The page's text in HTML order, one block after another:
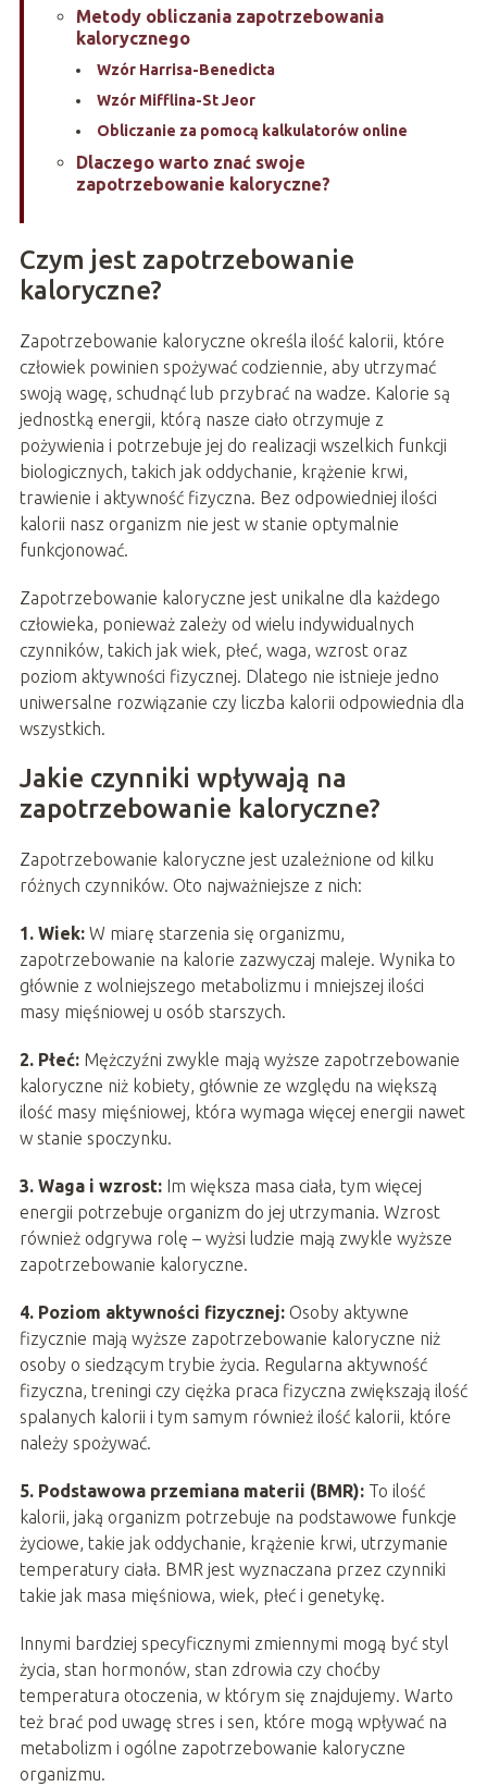
Metody obliczania zapotrzebowania
kalorycznego
Wzór Harrisa-Benedicta
Wzór Mifflina-St Jeor
Obliczanie za pomocą kalkulatorów online
Dlaczego warto znać swoje
zapotrzebowanie kaloryczne?
Czym jest zapotrzebowanie
kaloryczne?
Zapotrzebowanie kaloryczne określa ilość kalorii, które
człowiek powinien spożywać codziennie, aby utrzymać
swoją wagę, schudnąć lub przybrać na wadze. Kalorie są
jednostką energii, którą nasze ciało otrzymuje z
pożywienia i potrzebuje jej do realizacji wszelkich funkcji
biologicznych, takich jak oddychanie, krążenie krwi,
trawienie i aktywność fizyczna. Bez odpowiedniej ilości
kalorii nasz organizm nie jest w stanie optymalnie
funkcjonować.
Zapotrzebowanie kaloryczne jest unikalne dla każdego
człowieka, ponieważ zależy od wielu indywidualnych
czynników, takich jak wiek, płeć, waga, wzrost oraz
poziom aktywności fizycznej. Dlatego nie istnieje jedno
uniwersalne rozwiązanie czy liczba kalorii odpowiednia dla
wszystkich.
Jakie czynniki wpływają na
zapotrzebowanie kaloryczne?
Zapotrzebowanie kaloryczne jest uzależnione od kilku
różnych czynników. Oto najważniejsze z nich:
1. Wiek:W miarę starzenia się organizmu,
zapotrzebowanie na kalorie zazwyczaj maleje. Wynika to
głównie z wolniejszego metabolizmu i mniejszej ilości
masy mięśniowej u osób starszych.
2. Płeć:Mężczyźni zwykle mają wyższe zapotrzebowanie
kaloryczne niż kobiety, głównie ze względu na większą
ilość masy mięśniowej, która wymaga więcej energii nawet
w stanie spoczynku.
3. Waga i wzrost:Im większa masa ciała, tym więcej
energii potrzebuje organizm do jej utrzymania. Wzrost
również odgrywa rolę – wyżsi ludzie mają zwykle wyższe
zapotrzebowanie kaloryczne.
4. Poziom aktywności fizycznej:Osoby aktywne
fizycznie mają wyższe zapotrzebowanie kaloryczne niż
osoby o siedzącym trybie życia. Regularna aktywność
fizyczna, treningi czy ciężka praca fizyczna zwiększają ilość
spalanych kalorii i tym samym również ilość kalorii, które
należy spożywać.
5. Podstawowa przemiana materii (BMR):To ilość
kalorii, jaką organizm potrzebuje na podstawowe funkcje
życiowe, takie jak oddychanie, krążenie krwi, utrzymanie
temperatury ciała. BMR jest wyznaczana przez czynniki
takie jak masa mięśniowa, wiek, płeć i genetykę.
Innymi bardziej specyficznymi zmiennymi mogą być styl
życia, stan hormonów, stan zdrowia czy choćby
temperatura otoczenia, w którym się znajdujemy. Warto
też brać pod uwagę stres i sen, które mogą wpływać na
metabolizm i ogólne zapotrzebowanie kaloryczne
organizmu.